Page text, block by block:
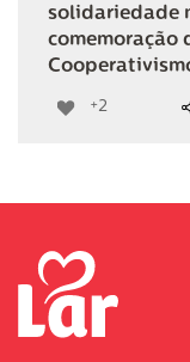
solidariedade
comemoração
+2